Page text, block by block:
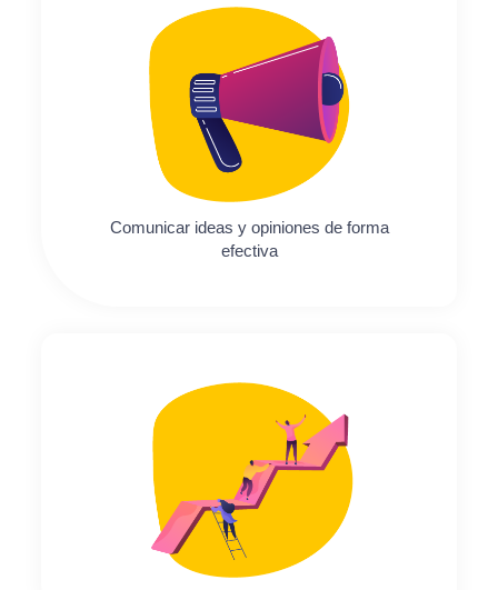
Comunicar ideas y opiniones de forma
efectiva